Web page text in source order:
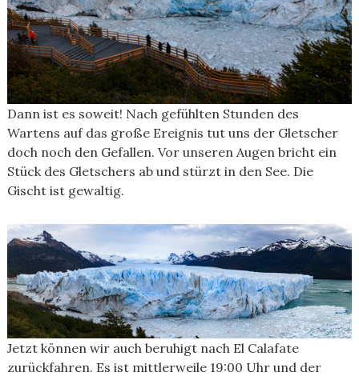
Dann ist es soweit! Nach gefühlten Stunden des
Wartens auf das große Ereignis tut uns der Gletscher
doch noch den Gefallen. Vor unseren Augen bricht ein
Stück des Gletschers ab und stürzt in den See. Die
Gischt ist gewaltig.
Jetzt können wir auch beruhigt nach El Calafate
zurückfahren. Es ist mittlerweile 19:00 Uhr und der